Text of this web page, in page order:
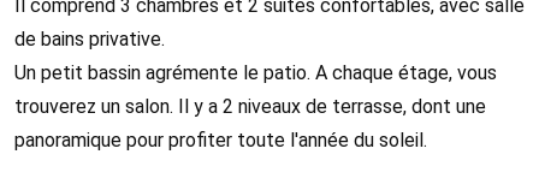
Il comprend 3 chambres et 2 suites confortables, avec salle
de bains privative.
Un petit bassin agrémente le patio. A chaque étage, vous
trouverez un salon. Il y a 2 niveaux de terrasse, dont une
panoramique pour profiter toute l'année du soleil.